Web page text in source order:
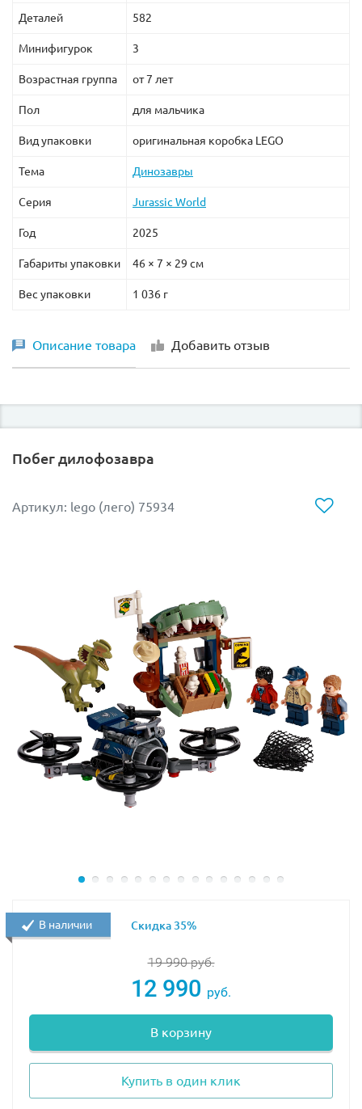
Деталей 582
Минифигурок 3
Возрастная группа от 7 лет
Пол для мальчика
Вид упаковки оригинальная коробка LEGO
Тема Динозавры
Серия Jurassic World
Год 2025
Габариты упаковки 46 × 7 × 29 см
Вес упаковки 1 036 г
Описание товара Добавить отзыв
Побег дилофозавра
Артикул: lego (лего) 75934
19 990руб.
12 990 руб.
В корзину
Купить в один клик
В наличии Скидка 35%